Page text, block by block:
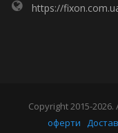
https://
Copyright 2015-
оферти